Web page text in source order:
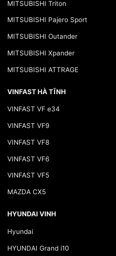
MITSUBISHI Triton
MITSUBISHI Pajero Sport
MITSUBISHI Outander
MITSUBISHI Xpander
MITSUBISHI ATTRAGE
VINFAST HÀ TĨNH
VINFAST VF e34
VINFAST VF9
VINFAST VF8
VINFAST VF6
VINFAST VF5
MAZDA CX5
HYUNDAI VINH
Hyundai
HYUNDAI Grand i10